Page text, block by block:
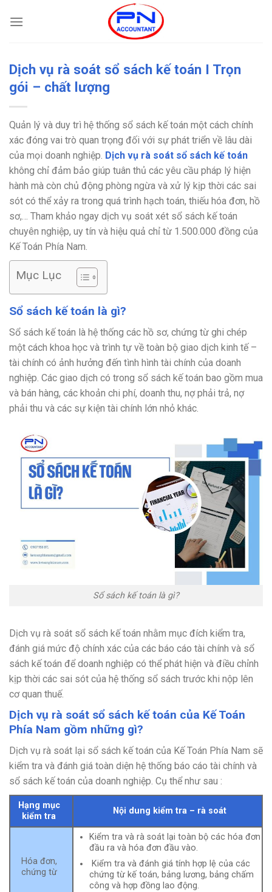
qua
Dịch vụ rà soát sổ sách kế toán I Trọn
gói – chất lượng
Quản lý và duy trì hệ thống sổ sách kế toán một cách chính
xác đóng vai trò quan trọng đối với sự phát triển về lâu dài
của mọi doanh nghiệp. Dịch vụ rà soát sổ sách kế toán
không chỉ đảm bảo giúp tuân thủ các yêu cầu pháp lý hiện
hành mà còn chủ động phòng ngừa và xử lý kịp thời các sai
sót có thể xảy ra trong quá trình hạch toán, thiếu hóa đơn, hồ
sơ,… Tham khảo ngay dịch vụ soát xét sổ sách kế toán
chuyên nghiệp, uy tín và hiệu quả chỉ từ 1.500.000 đồng của
Kế Toán Phía Nam.
Mục Lục
Sổ sách kế toán là gì?
Sổ sách kế toán là hệ thống các hồ sơ, chứng từ ghi chép
một cách khoa học và trình tự về toàn bộ giao dịch kinh tế –
tài chính có ảnh hưởng đến tình hình tài chính của doanh
nghiệp. Các giao dịch có trong sổ sách kế toán bao gồm mua
và bán hàng, các khoản chi phí, doanh thu, nợ phải trả, nợ
phải thu và các sự kiện tài chính lớn nhỏ khác.
Sổ sách kế toán là gì?
Dịch vụ rà soát sổ sách kế toán nhằm mục đích kiểm tra,
đánh giá mức độ chính xác của các báo cáo tài chính và sổ
sách kế toán để doanh nghiệp có thể phát hiện và điều chỉnh
kịp thời các sai sót của hệ thống sổ sách trước khi nộp lên
cơ quan thuế.
Dịch vụ rà soát sổ sách kế toán của Kế Toán
Phía Nam gồm những gì?
Dịch vụ rà soát lại sổ sách kế toán của Kế Toán Phía Nam sẽ
kiểm tra và đánh giá toàn diện hệ thống báo cáo tài chính và
sổ sách kế toán của doanh nghiệp. Cụ thể như sau :
Hạng mục
kiểm tra
Nội dung kiểm tra – rà soát
Hóa đơn,
chứng từ
Kiểm tra và rà soát lại toàn bộ các hóa đơn
đầu ra và hóa đơn đầu vào.
Kiểm tra và đánh giá tính hợp lệ của các
chứng từ kế toán, bảng lương, bảng chấm
công và hợp đồng lao động.